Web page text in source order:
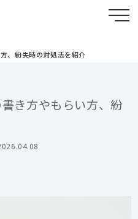
、紛失時の対処法を紹介
き方やもらい方、紛